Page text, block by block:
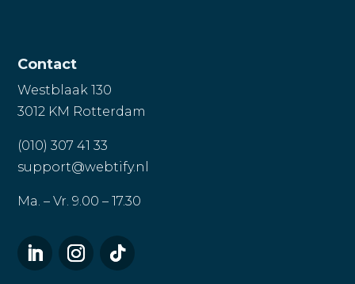
Contact
Westblaak 130
3012 KM Rotterdam
(010) 307 41 33
support@webtify.nl
Ma. – Vr. 9.00 – 17.30